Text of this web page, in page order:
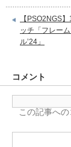
【PSO2NGS
ッチ「フレー
ル’24」
コメント
この記事への